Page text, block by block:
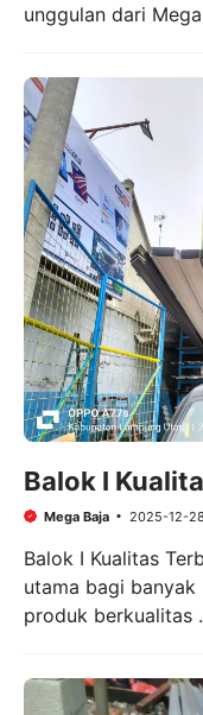
unggulan dari
Balok I
Mega Baja 2025-12-28
Balok I Kualitas
utama bagi banyak
produk berkualitas